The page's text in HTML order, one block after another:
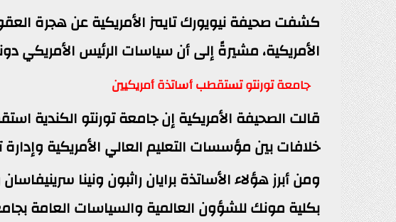
كشفت صحيفة نيويورك تايمز الأمريكية عن هجرة
الأمريكية، مشيرةً إلى أن سياسات الرئيس الأمريكي
جامعة تورنتو تستقطب أساتذة أمريكيين
قالت الصحيفة الأمريكية إن جامعة تورنتو الكندية
خلافات بين مؤسسات التعليم العالي الأمريكية
ومن أبرز هؤلاء الأساتذة برايان راثبون ونينا
بكلية مونك للشؤون العالمية والسياسات العامة